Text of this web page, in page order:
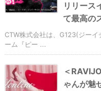
リリース
て最高の
CTW株式会社は、G123(ジー
ーム『ピー ...
＜
ゃんが魅